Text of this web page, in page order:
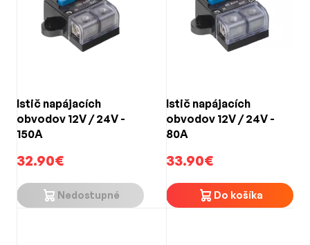
Istič napájacích
obvodov 12V / 24V -
150A
32.90€
Nedostupné
Istič napájacích
obvodov 12V / 24V -
80A
33.90€
Do košíka